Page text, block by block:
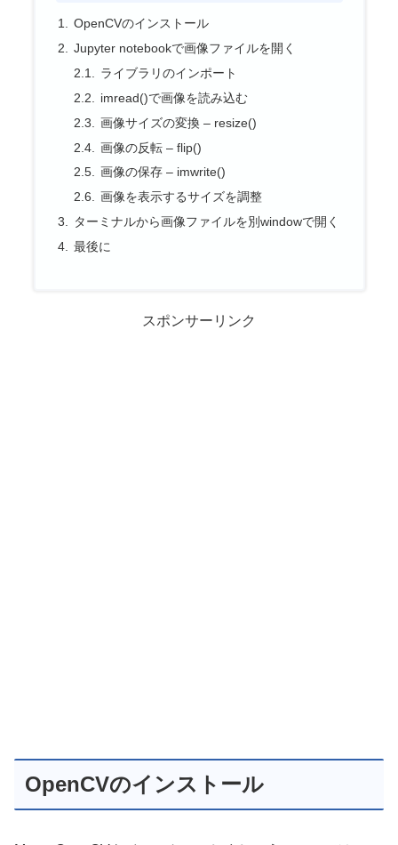
OpenCVのインストール
Jupyter notebookで画像ファイルを開く
ライブラリのインポート
imread()で画像を読み込む
画像サイズの変換 – resize()
画像の反転 – flip()
画像の保存 – imwrite()
画像を表示するサイズを調整
ターミナルから画像ファイルを別windowで開く
最後に
スポンサーリンク
OpenCVのインストール